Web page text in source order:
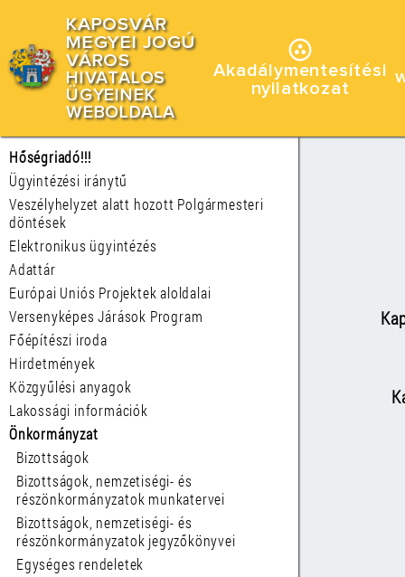
KAPOSVÁR
MEGYEI JOGÚ
VÁROS
HIVATALOS
ÜGYEINEK
WEBOLDALA
Akadálymentesítési
nyilatkozat
Hőségriadó!!!
Ügyintézési iránytű
Veszélyhelyzet alatt hozott Polgármesteri
döntések
Elektronikus ügyintézés
Adattár
Európai Uniós Projektek aloldalai
Versenyképes Járások Program
Főépítészi iroda
Hirdetmények
Közgyűlési anyagok
Lakossági információk
Önkormányzat
Bizottságok
Bizottságok, nemzetiségi- és
részönkormányzatok munkatervei
Bizottságok, nemzetiségi- és
részönkormányzatok jegyzőkönyvei
Egységes rendeletek